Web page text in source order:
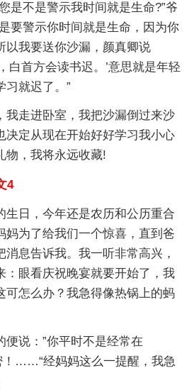
不是警示我时间就是生命?”爷
要警示你时间就是生命，因为你
以我要送你沙漏，颜真卿说
白首方会读书迟。’意思就是年轻
习就迟了。”
走进卧室，我把沙漏倒过来沙
决定从现在开始好好学习我小心
物，我将永远收藏!
4
日，今年还是农历和公历重合
妈为了给我们一个惊喜，直到爸
息告诉我。我一听非常高兴，
：眼看庆祝晚宴就要开始了，我
可怎么办？我急得像热锅上的蚂
说：”你平时不是经常在
……“经妈妈这么一提醒，我急